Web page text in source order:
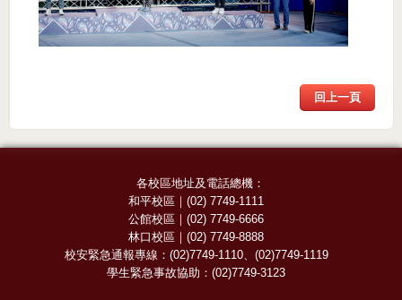
回上一頁
各校區地址及電話總機：
和平校區 ｜(02) 7749-1111
公館校區 ｜(02) 7749-6666
林口校區 ｜(02) 7749-8888
校安緊急通報專線： (02)7749-1110、 (02)7749-1119
學生緊急事故協助：(02)7749-3123